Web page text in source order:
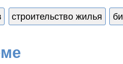
строительство жилья